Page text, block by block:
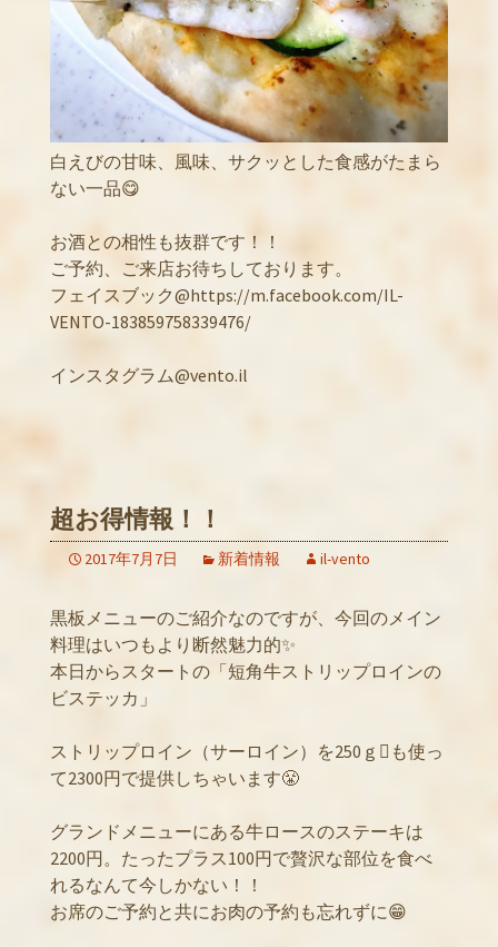
白えびの甘味、風味、サクッとした食感がたまら
ない一品😋
お酒との相性も抜群です！！
ご予約、ご来店お待ちしております。
フェイスブック@https://m.facebook.com/IL-
VENTO-183859758339476/
インスタグラム@vento.il
超お得情報！！
2017年7月7日 新着情報 il-vento
黒板メニューのご紹介なのですが、今回のメイン
料理はいつもより断然魅力的✨
本日からスタートの「短角牛ストリップロインの
ビステッカ」
ストリップロイン（サーロイン）を250ｇも使っ
て2300円で提供しちゃいます😤
グランドメニューにある牛ロースのステーキは
2200円。たったプラス100円で贅沢な部位を食べ
れるなんて今しかない！！
お席のご予約と共にお肉の予約も忘れずに😁